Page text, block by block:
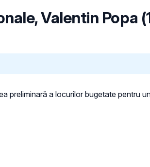
Valentin Popa
preliminară a locurilor bugetate pentru